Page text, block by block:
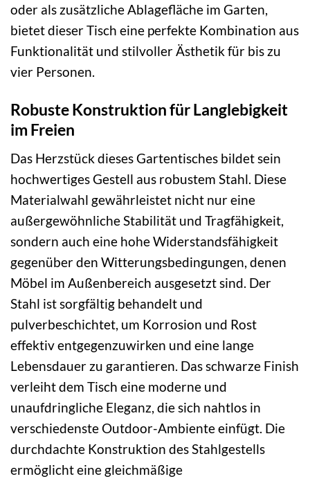
oder als zusätzliche Ablagefläche im Garten,
bietet dieser Tisch eine perfekte Kombination aus
Funktionalität und stilvoller Ästhetik für bis zu
vier Personen.
Robuste Konstruktion für Langlebigkeit
im Freien
Das Herzstück dieses Gartentisches bildet sein
hochwertiges Gestell aus robustem Stahl. Diese
Materialwahl gewährleistet nicht nur eine
außergewöhnliche Stabilität und Tragfähigkeit,
sondern auch eine hohe Widerstandsfähigkeit
gegenüber den Witterungsbedingungen, denen
Möbel im Außenbereich ausgesetzt sind. Der
Stahl ist sorgfältig behandelt und
pulverbeschichtet, um Korrosion und Rost
effektiv entgegenzuwirken und eine lange
Lebensdauer zu garantieren. Das schwarze Finish
verleiht dem Tisch eine moderne und
unaufdringliche Eleganz, die sich nahtlos in
verschiedenste Outdoor-Ambiente einfügt. Die
durchdachte Konstruktion des Stahlgestells
ermöglicht eine gleichmäßige